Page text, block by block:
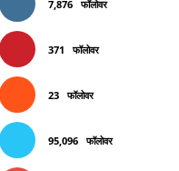
7,876 फॉलोवर
371 फॉलोवर
23 फॉलोवर
95,096 फॉलोवर